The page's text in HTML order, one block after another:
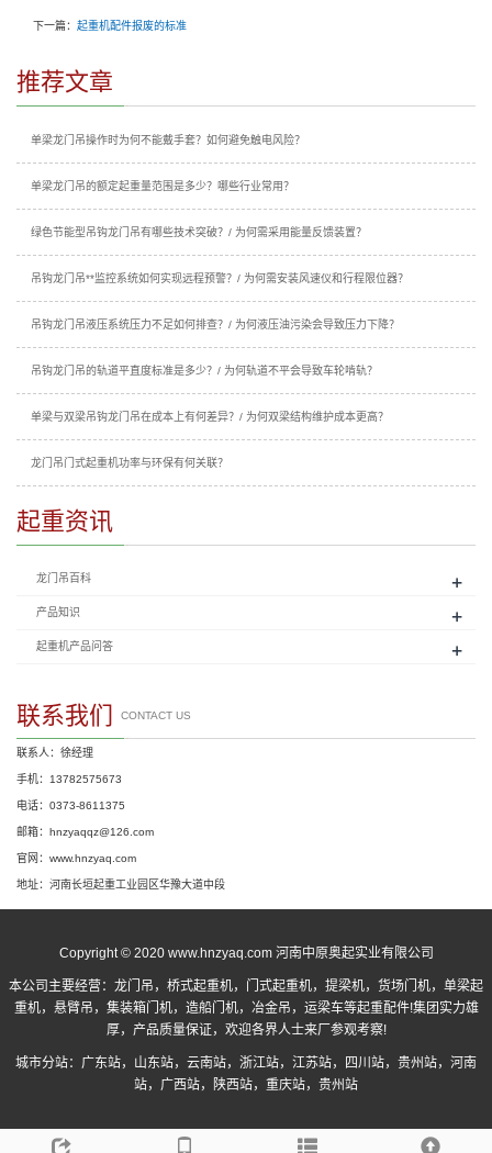
下一篇： 起重机配件报废的标准
推荐文章
单梁龙门吊操作时为何不能戴手套？如何避免触电风险？
单梁龙门吊的额定起重量范围是多少？哪些行业常用？
绿色节能型吊钩龙门吊有哪些技术突破？/ 为何需采用能量反馈装置？
吊钩龙门吊**监控系统如何实现远程预警？/ 为何需安装风速仪和行程限位器？
吊钩龙门吊液压系统压力不足如何排查？/ 为何液压油污染会导致压力下降？
吊钩龙门吊的轨道平直度标准是多少？/ 为何轨道不平会导致车轮啃轨？
单梁与双梁吊钩龙门吊在成本上有何差异？/ 为何双梁结构维护成本更高？
龙门吊门式起重机功率与环保有何关联？
起重资讯
龙门吊百科 +
产品知识 +
起重机产品问答 +
联系我们 CONTACT US
联系人：徐经理
手机：13782575673
电话：0373-8611375
邮箱：hnzyaqqz@126.com
官网：www.hnzyaq.com
地址：河南长垣起重工业园区华豫大道中段
Copyright © 2020 www.hnzyaq.com 河南中原奥起实业有限公司
本公司主要经营： 龙门吊 ， 桥式起重机， 门式起重机，提梁机，货场门机，单梁起
重机，悬臂吊，集装箱门机，造船门机，冶金吊，运梁车等起重配件!集团实力雄
厚，产品质量保证，欢迎各界人士来厂参观考察!
城市分站： 广东站， 山东站， 云南站， 浙江站， 江苏站， 四川站， 贵州站， 河南
站， 广西站， 陕西站， 重庆站， 贵州站